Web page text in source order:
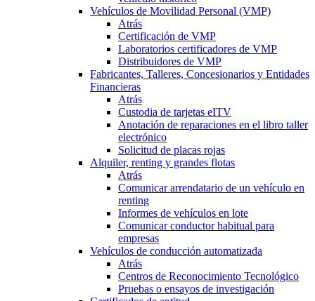
Vehículos de Movilidad Personal (VMP)
Atrás
Certificación de VMP
Laboratorios certificadores de VMP
Distribuidores de VMP
Fabricantes, Talleres, Concesionarios y Entidades
Financieras
Atrás
Custodia de tarjetas eITV
Anotación de reparaciones en el libro taller
electrónico
Solicitud de placas rojas
Alquiler, renting y grandes flotas
Atrás
Comunicar arrendatario de un vehículo en
renting
Informes de vehículos en lote
Comunicar conductor habitual para
empresas
Vehículos de conducción automatizada
Atrás
Centros de Reconocimiento Tecnológico
Pruebas o ensayos de investigación